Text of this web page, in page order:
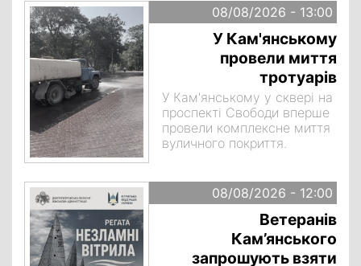
08/08/2026 - 13:00
У Кам'янському
провели миття
тротуарів
У Кам'янському у сквері на
проспекті Свободи вперше
провели комплексне миття
вуличного покриття.
08/08/2026 - 12:00
Ветеранів
Кам’янського
запрошують взяти